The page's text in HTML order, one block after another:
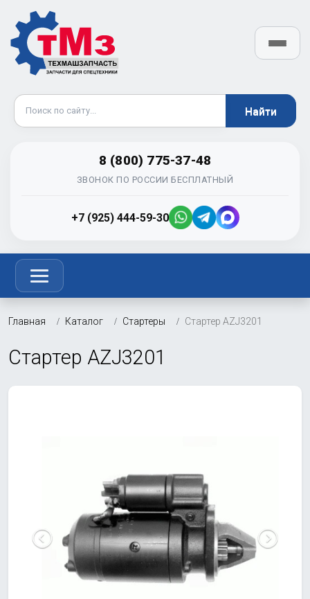
8 (800) 775-37-48
ЗВОНОК ПО РОССИИ БЕСПЛАТНЫЙ
+7 (925) 444-59-30
Главная Каталог Стартеры Стартер AZJ3201
Стартер AZJ3201